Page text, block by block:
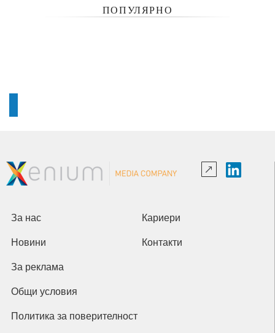
ПОПУЛЯРНО
За нас Кариери
Новини Контакти
За реклама
Общи условия
Политика за поверителност